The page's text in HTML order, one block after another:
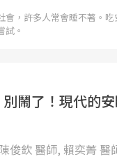
會，許多人常會睡不著。
試。
鬧了！現代的
俊欽 醫師, 賴奕菁 醫